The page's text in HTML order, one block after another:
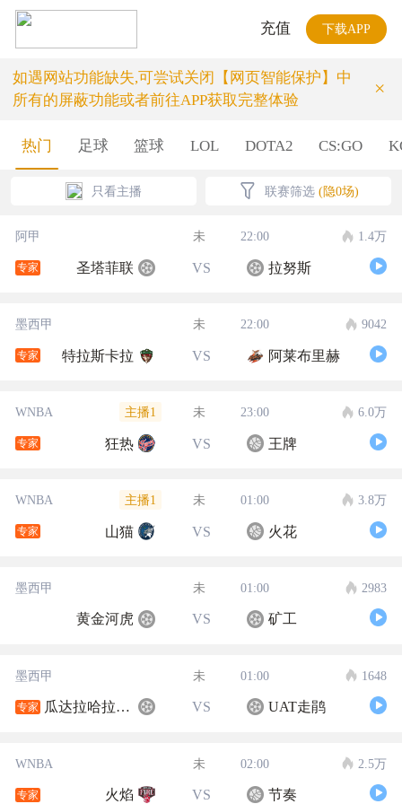
充值 下载APP
如遇网站功能缺失,可尝试关闭【网页智能保护】中
所有的屏蔽功能或者前往APP获取完整体验
×
热门 足球 篮球 LOL DOTA2 CS:GO
只看主播 联赛筛选 (隐0场)
阿甲 未 22:00 1.4万
专家 圣塔菲联 VS 拉努斯
墨西甲 未 22:00 9042
专家 特拉斯卡拉 VS 阿莱布里赫
WNBA 主播1 未 23:00 6.0万
专家 狂热 VS 王牌
WNBA 主播1 未 01:00 3.8万
专家 山猫 VS 火花
墨西甲 未 01:00 2983
黄金河虎 VS 矿工
墨西甲 未 01:00 1648
专家 瓜达拉哈拉大学 VS UAT走鹃
WNBA 未 02:00 2.5万
专家 火焰 VS 节奏